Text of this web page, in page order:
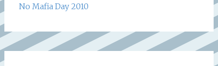
No Mafia Day 2010